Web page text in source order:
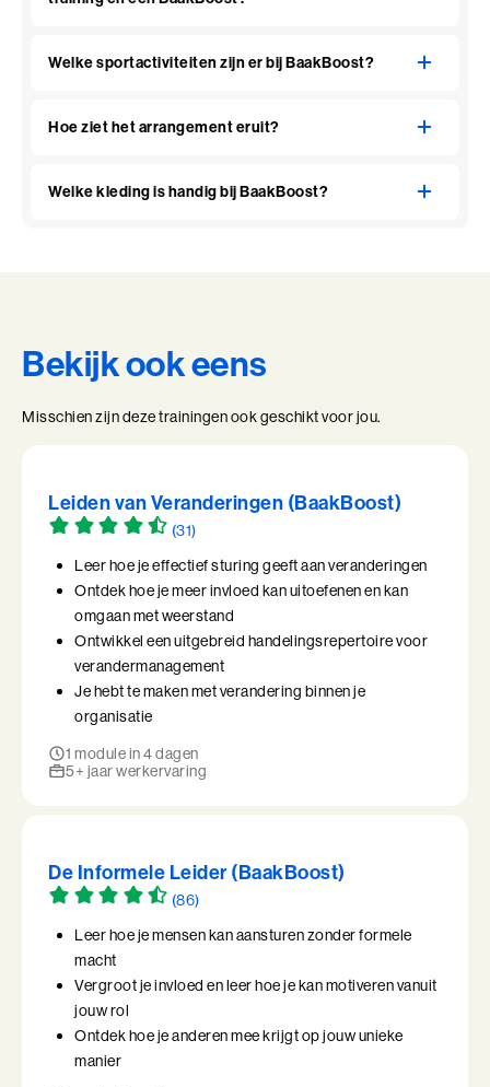
Welke sportactiviteiten zijn er bij BaakBoost?
Hoe ziet het arrangement eruit?
Welke kleding is handig bij BaakBoost?
Bekijk ook eens
Misschien zijn deze trainingen ook geschikt voor jou.
Leiden van Veranderingen (BaakBoost)
(31)
Leer hoe je effectief sturing geeft aan veranderingen
Ontdek hoe je meer invloed kan uitoefenen en kan
omgaan met weerstand
Ontwikkel een uitgebreid handelingsrepertoire voor
verandermanagement
Je hebt te maken met verandering binnen je
organisatie
1 module in 4 dagen
5+ jaar werkervaring
De Informele Leider (BaakBoost)
(86)
Leer hoe je mensen kan aansturen zonder formele
macht
Vergroot je invloed en leer hoe je kan motiveren vanuit
jouw rol
Ontdek hoe je anderen mee krijgt op jouw unieke
manier